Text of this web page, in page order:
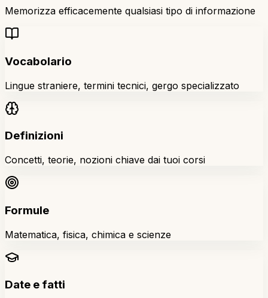
Memorizza efficacemente qualsiasi tipo di informazione
Vocabolario
Lingue straniere, termini tecnici, gergo specializzato
Definizioni
Concetti, teorie, nozioni chiave dai tuoi corsi
Formule
Matematica, fisica, chimica e scienze
Date e fatti